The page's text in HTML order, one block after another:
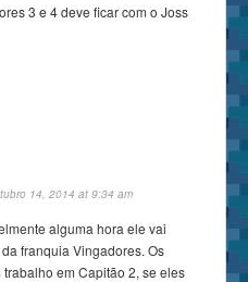
3 e 4 deve ficar com o Joss
14, 2014 at 9:34 am
alguma hora ele vai
franquia Vingadores. Os
em Capitão 2, se eles